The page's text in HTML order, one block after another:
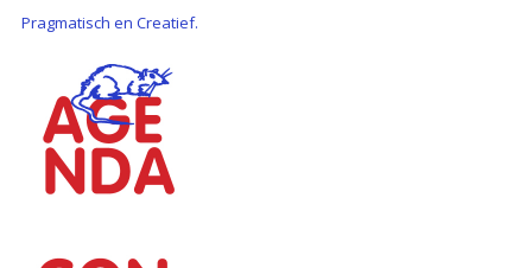
Pragmatisch en Creatief.